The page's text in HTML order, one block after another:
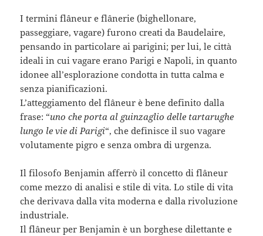
I termini flâneur e flânerie (bighellonare,
passeggiare, vagare) furono creati da Baudelaire,
pensando in particolare ai parigini; per lui, le città
ideali in cui vagare erano Parigi e Napoli, in quanto
idonee all’esplorazione condotta in tutta calma e
senza pianificazioni.
L’atteggiamento del flâneur è bene definito dalla
frase: “uno che porta al guinzaglio delle tartarughe
lungo le vie di Parigi“, che definisce il suo vagare
volutamente pigro e senza ombra di urgenza.
Il filosofo Benjamin afferrò il concetto di flâneur
come mezzo di analisi e stile di vita. Lo stile di vita
che derivava dalla vita moderna e dalla rivoluzione
industriale.
Il flâneur per Benjamin è un borghese dilettante e